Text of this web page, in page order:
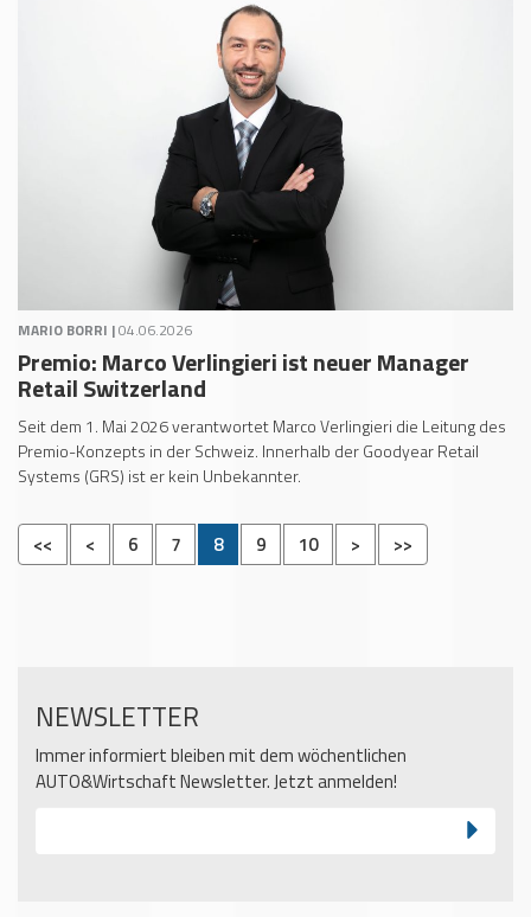
MARIO BORRI |04.06.2026
Premio: Marco Verlingieri ist neuer Manager
Retail Switzerland
Seit dem 1. Mai 2026 verantwortet Marco Verlingieri die Leitung des
Premio-Konzepts in der Schweiz. Innerhalb der Goodyear Retail
Systems (GRS) ist er kein Unbekannter.
<< < 6 7 8 9 10 > >>
NEWSLETTER
Immer informiert bleiben mit dem wöchentlichen
AUTO&Wirtschaft Newsletter. Jetzt anmelden!